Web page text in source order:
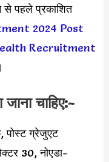
पहले प्रकाशित
2024 Post
Recruitment
चाहिए:-
पोस्ट ग्रेजुएट
30, नोएडा-